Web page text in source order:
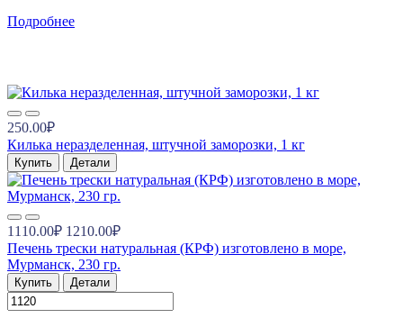
Подробнее
250.00₽
Килька неразделенная, штучной заморозки, 1 кг
Купить Детали
1110.00₽ 1210.00₽
Печень трески натуральная (КРФ) изготовлено в море,
Мурманск, 230 гр.
Купить Детали